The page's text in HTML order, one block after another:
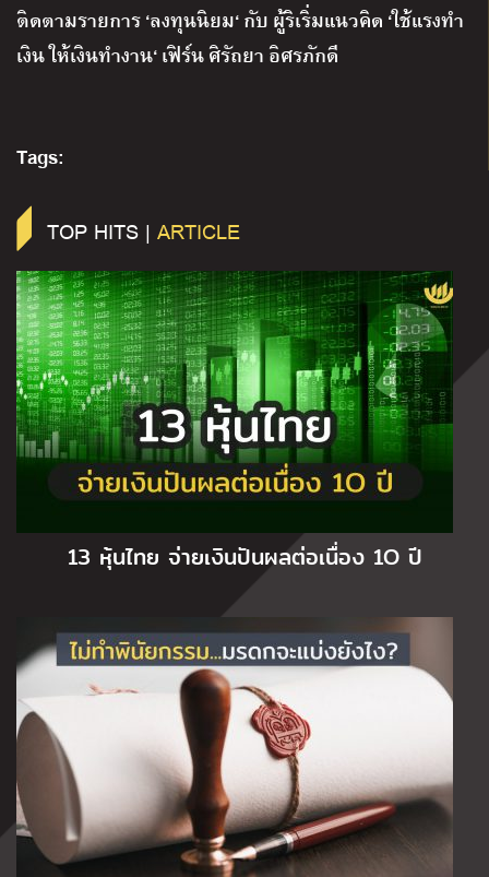
ติดตามรายการ‘ลงทุนนิยม‘กับ ผู้ริเริ่มแนวคิด ‘ใช้แรงทำ
เงินให้เงินทำงาน‘เฟิร์นศิรัถยาอิศรภักดี
Tags:
TOP HITS | ARTICLE
13 หุ้นไทย จ่ายเงินปันผลต่อเนื่อง 1O ปี